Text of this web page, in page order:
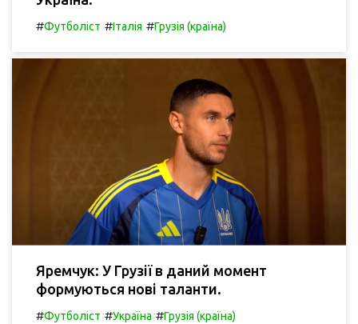
#Футболіст #Італія #Грузія (країна)
Яремчук: У Грузії в даний момент
формуються нові таланти.
#Футболіст #Україна #Грузія (країна)